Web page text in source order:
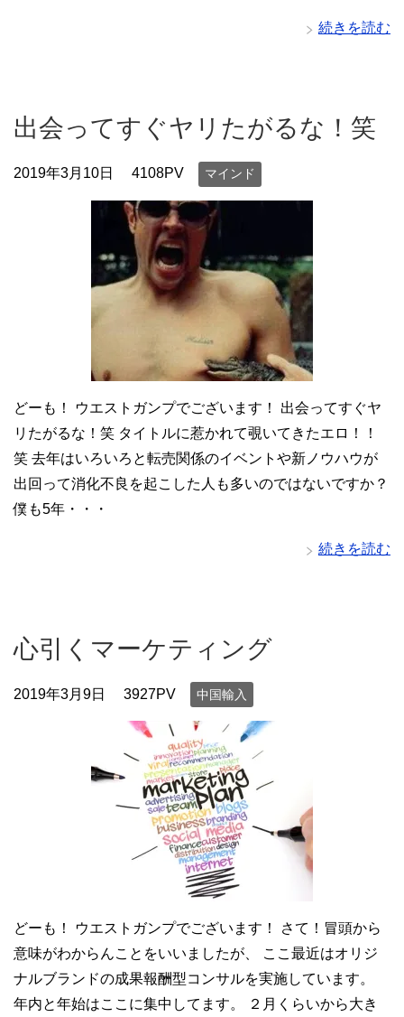
続きを読む
出会ってすぐヤリたがるな！笑
2019年3月10日 4108PV マインド
どーも！ ウエストガンプでございます！ 出会ってすぐヤ
リたがるな！笑 タイトルに惹かれて覗いてきたエロ！！
笑 去年はいろいろと転売関係のイベントや新ノウハウが
出回って消化不良を起こした人も多いのではないですか？
僕も5年・・・
続きを読む
心引くマーケティング
2019年3月9日 3927PV 中国輸入
どーも！ ウエストガンプでございます！ さて！冒頭から
意味がわからんことをいいましたが、 ここ最近はオリジ
ナルブランドの成果報酬型コンサルを実施しています。
年内と年始はここに集中してます。 ２月くらいから大き